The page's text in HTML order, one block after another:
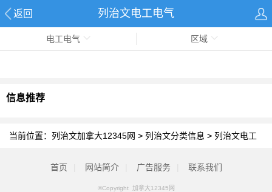
返回 列治文电工电气
电工电气 区域
信息推荐
当前位置： 列治文加拿大12345网 > 列治文分类信息 > 列治文电工
首页 网站简介 广告服务 联系我们
©Copyright 加拿大12345网